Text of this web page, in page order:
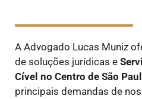
A Advogado Lucas Muniz
de soluções jurídicas e
Cível no Centro de São
principais demandas de